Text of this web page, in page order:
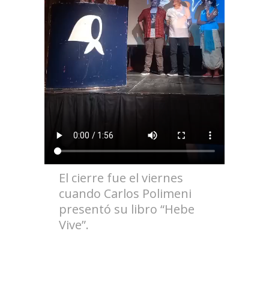
El cierre fue el viernes
cuando Carlos Polimeni
presentó su libro “Hebe
Vive”.